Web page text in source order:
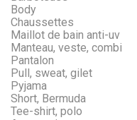
Body
Chaussettes
Maillot de bain anti-uv
Manteau, veste, combi
Pantalon
Pull, sweat, gilet
Pyjama
Short, Bermuda
Tee-shirt, polo